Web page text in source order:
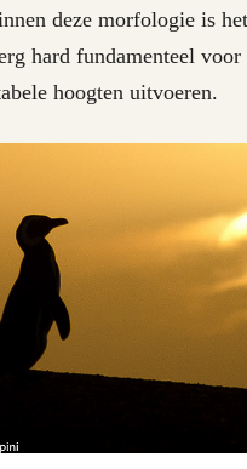
deze morfologie is
hard fundamenteel voor
hoogten uitvoeren.